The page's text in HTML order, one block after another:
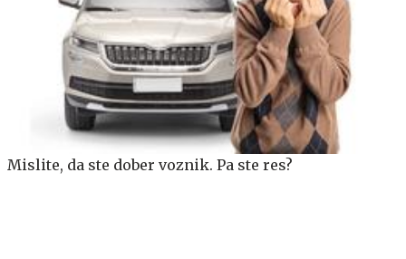
Mislite, da ste dober voznik. Pa ste res?